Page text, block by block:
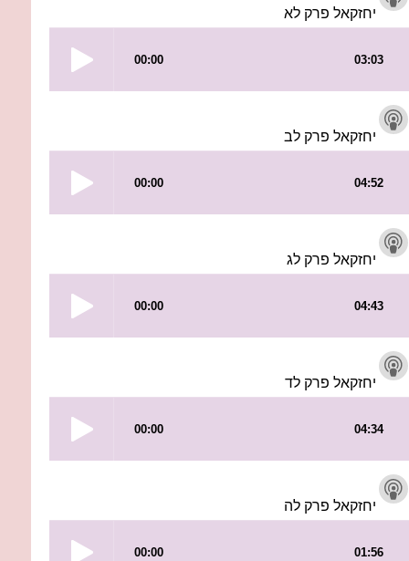
יחזקאל פרק לא
יחזקאל פרק לב
יחזקאל פרק לג
יחזקאל פרק לד
יחזקאל פרק לה